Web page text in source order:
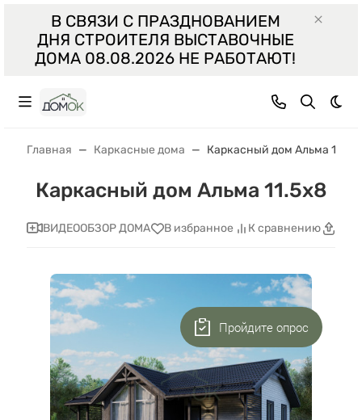
В СВЯЗИ С ПРАЗДНОВАНИЕМ
ДНЯ СТРОИТЕЛЯ ВЫСТАВОЧНЫЕ
ДОМА 08.08.2026 НЕ РАБОТАЮТ!
Главная Каркасные дома Каркасный дом Альма
Каркасный дом Альма 11.5x8
ВИДЕООБЗОР ДОМА В избранное К сравнению
Пройдите опрос